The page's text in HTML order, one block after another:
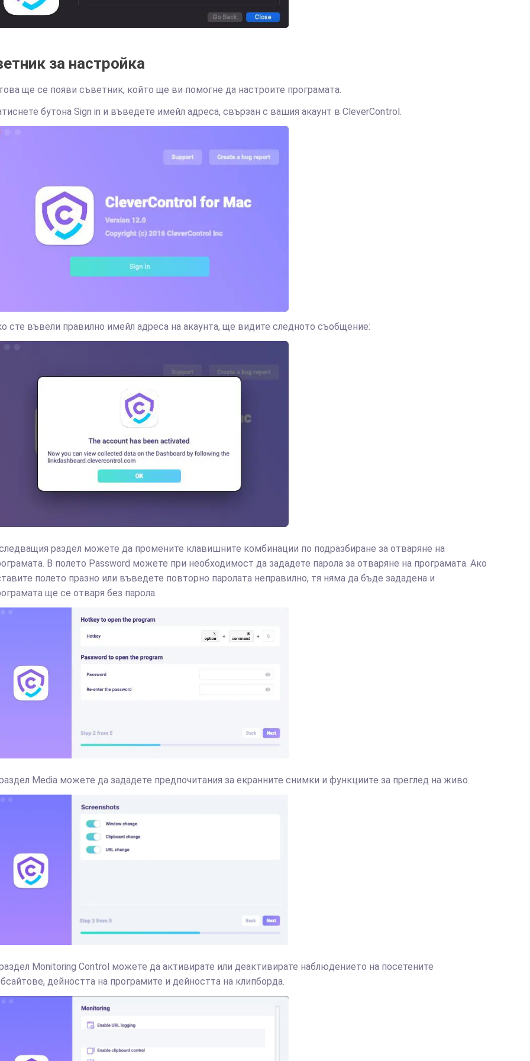
за настройка
ще се появи съветник, който ще ви помогне да настроите програмата.
бутона Sign in и въведете имейл адреса, свързан с вашия акаунт в CleverControl.
сте въвели правилно имейл адреса на акаунта, ще видите следното съобщение:
раздел можете да промените клавишните комбинации по подразбиране за отваряне на
В полето Password можете при необходимост да зададете парола за отваряне на програмата. Ако
полето празно или въведете повторно паролата неправилно, тя няма да бъде зададена и
ще се отваря без парола.
Media можете да зададете предпочитания за екранните снимки и функциите за преглед на живо.
Monitoring Control можете да активирате или деактивирате наблюдението на посетените
дейността на програмите и дейността на клипборда.